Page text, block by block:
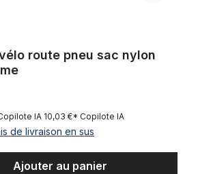
route pneu sac nylon
IA 10,03 €* Copilote IA
de livraison en sus
Ajouter au panier